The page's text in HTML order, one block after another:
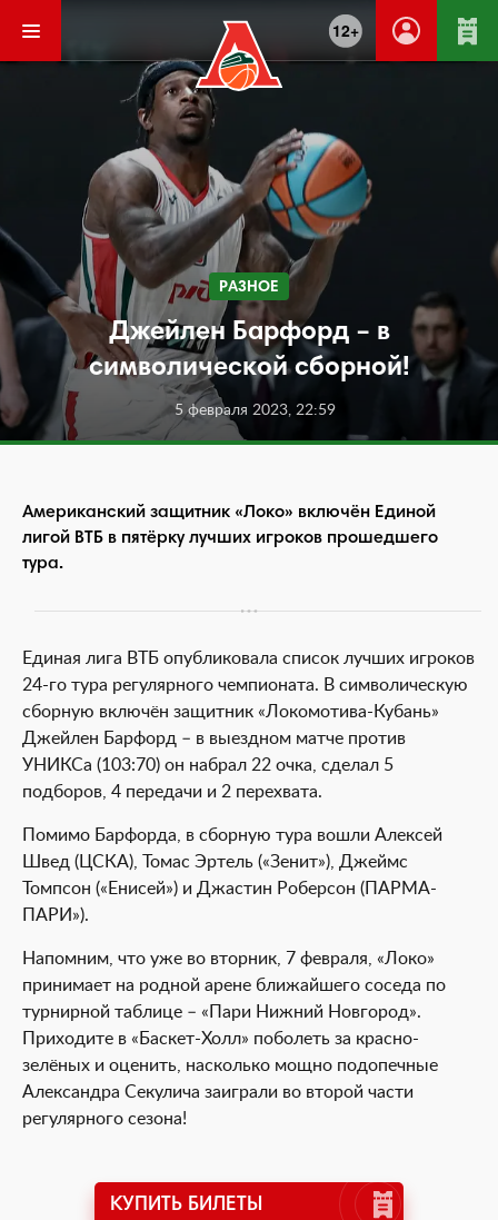
12+
РАЗНОЕ
Джейлен Барфорд – в
символической сборной!
5 февраля 2023, 22:59
Американский защитник «Локо» включён Единой
лигой ВТБ в пятёрку лучших игроков прошедшего
тура.
Единая лига ВТБ опубликовала список лучших игроков
24-го тура регулярного чемпионата. В символическую
сборную включён защитник «Локомотива-Кубань»
Джейлен Барфорд – в выездном матче против
УНИКСа (103:70) он набрал 22 очка, сделал 5
подборов, 4 передачи и 2 перехвата.
Помимо Барфорда, в сборную тура вошли Алексей
Швед (ЦСКА), Томас Эртель («Зенит»), Джеймс
Томпсон («Енисей») и Джастин Роберсон (ПАРМА-
ПАРИ»).
Напомним, что уже во вторник, 7 февраля, «Локо»
принимает на родной арене ближайшего соседа по
турнирной таблице – «Пари Нижний Новгород».
Приходите в «Баскет-Холл» поболеть за красно-
зелёных и оценить, насколько мощно подопечные
Александра Секулича заиграли во второй части
регулярного сезона!
КУПИТЬ БИЛЕТЫ